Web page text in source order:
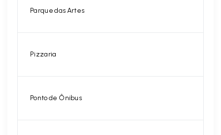
Parque das Artes
Pizzaria
Ponto de Ônibus